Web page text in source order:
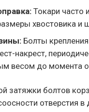
Токари часто
хвостовика и
Болты
накрест,
весом до момента
затяжки болтов
отверстия